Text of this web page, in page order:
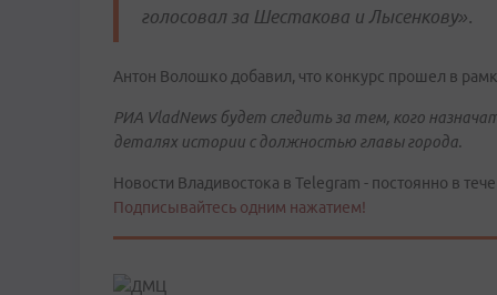
голосовал за Шестакова и Лысенкову».
Антон Волошко добавил, что конкурс прошел в
РИА VladNews будет следить за тем, кого
деталях истории с должностью главы города.
Новости Владивостока в Telegram - постоянно в
Подписывайтесь одним нажатием!